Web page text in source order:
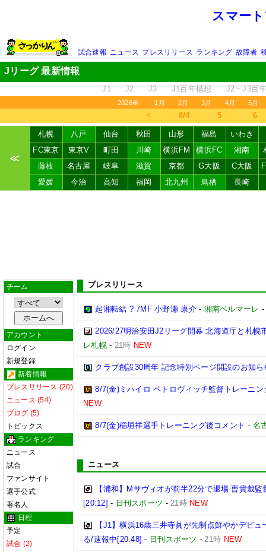
スマー
試合速報 ニュース プレスリリース ランキング 故障者
Jリーグ 最新情報
J1 J2 J3 J1百年構想 J2・J3百
2026年 1月 2月 3月 4月 5月
＜ 8/4 5 6
≪
札幌 八戸 仙台 秋田 山形 福島
いわき
FC東京
東京V 町田 川崎 横浜FM 横浜FC 湘南
藤枝
名古屋 岐阜 滋賀 京都 G大阪 C大阪
愛媛
今治 高知 福岡 北九州 鳥栖 長崎
チーム
アカウント
ログイン
新規登録
新着情報
プレスリリース (20)
ニュース (54)
ブログ (5)
トピックス
ランキング
ニュース
試合
ファンサイト
選手公式
著名人
日程
予定
試合 (2)
プレスリリース
起湘転結 ? 7MF 小野瀬 康介- 湘南ベルマーレ
2026/27明治安田J2リーグ開幕 北海道庁と札幌
レ札幌- 21時 NEW
クラブ創設30周年 記念特別ページ開設のお知ら
8/7(金)ミハイロ ペトロヴィッチ監督トレーニン
NEW
8/7(金)稲垣祥選手トレーニング後コメント - 名
ニュース
【浦和】Mサヴィオが前半22分で退場 曺貴裁
[20:12] - 日刊スポーツ -21時 NEW
【J1】横浜16歳三井寺眞が先制点鮮やかデビ
る/速報中[20:48] - 日刊スポーツ -21時 NEW